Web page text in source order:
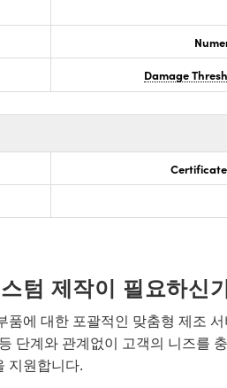
Damage
텀 제작이 필요하신
품에 대한 포괄적인 맞춤형 제조 서
단계와 관계없이 고객의 니즈를
지원합니다.